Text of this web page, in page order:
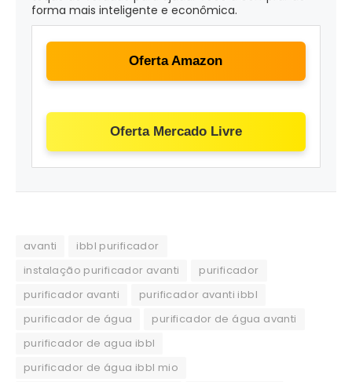
forma mais inteligente e econômica.
Oferta Amazon
Oferta Mercado Livre
avanti
ibbl purificador
instalação purificador avanti
purificador
purificador avanti
purificador avanti ibbl
purificador de água
purificador de água avanti
purificador de agua ibbl
purificador de água ibbl mio